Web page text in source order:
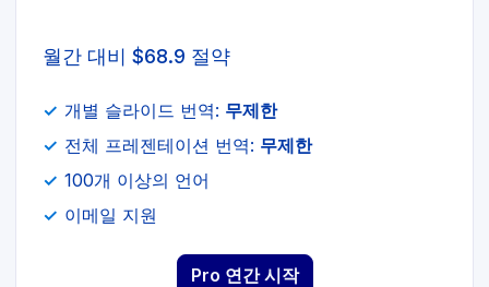
월간 대비 $68.9 절약
개별 슬라이드 번역: 무제한
전체 프레젠테이션 번역: 무제한
100개 이상의 언어
이메일 지원
Pro 연간 시작